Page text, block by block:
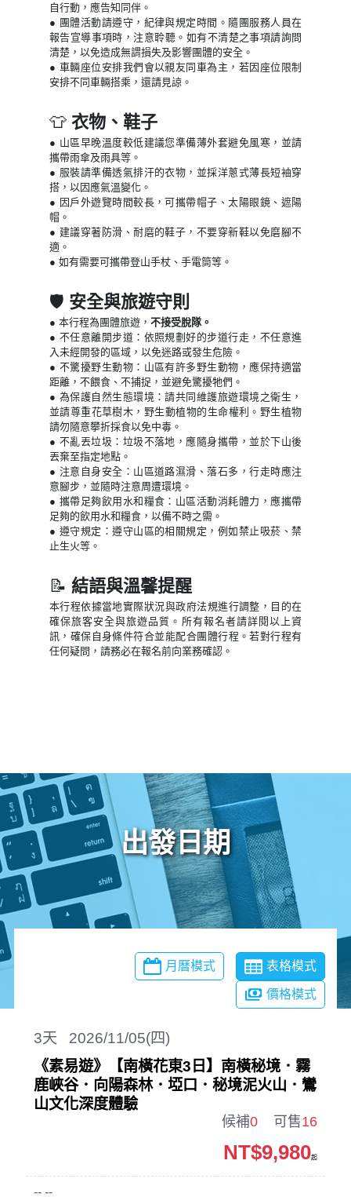
自行動，應告知同伴。
● 團體活動請遵守，紀律與規定時間。隨團服務人員在
報告宣導事項時，注意聆聽。如有不清楚之事項請詢問
清楚，以免造成無謂損失及影響團體的安全。
● 車輛座位安排我們會以親友同車為主，若因座位限制
安排不同車輛搭乘，還請見諒。
👕 衣物、鞋子
● 山區早晚溫度較低建議您準備薄外套避免風寒，並請
攜帶雨傘及雨具等。
● 服裝請準備透氣排汗的衣物，並採洋蔥式薄長短袖穿
搭，以因應氣溫變化。
● 因戶外遊覽時間較長，可攜帶帽子、太陽眼鏡、遮陽
帽。
● 建議穿著防滑、耐磨的鞋子，不要穿新鞋以免磨腳不
適。
● 如有需要可攜帶登山手杖、手電筒等。
🛡️ 安全與旅遊守則
● 本行程為團體旅遊， 不接受脫隊。
● 不任意離開步道：依照規劃好的步道行走，不任意進
入未經開發的區域，以免迷路或發生危險。
● 不驚擾野生動物：山區有許多野生動物，應保持適當
距離，不餵食、不捕捉，並避免驚擾牠們。
● 為保護自然生態環境：請共同維護旅遊環境之衛生，
並請尊重花草樹木，野生動植物的生命權利。野生植物
請勿隨意攀折採食以免中毒。
● 不亂丟垃圾：垃圾不落地，應隨身攜帶，並於下山後
丟棄至指定地點。
● 注意自身安全：山區道路濕滑、落石多，行走時應注
意腳步，並隨時注意周遭環境。
● 攜帶足夠飲用水和糧食：山區活動消耗體力，應攜帶
足夠的飲用水和糧食，以備不時之需。
● 遵守規定：遵守山區的相關規定，例如禁止吸菸、禁
止生火等。
📝 結語與溫馨提醒
本行程依據當地實際狀況與政府法規進行調整，目的在
確保旅客安全與旅遊品質。所有報名者請詳閱以上資
訊，確保自身條件符合並能配合團體行程。若對行程有
任何疑問，請務必在報名前向業務確認。
出發日期
月曆模式 表格模式
價格模式
2026/11/05(四)
3天
《素易遊》【南橫花東3日】南橫秘境．霧
鹿峽谷．向陽森林．埡口．秘境泥火山．鸞
山文化深度體驗
候補0 可售16
-- --
NT$9,980起